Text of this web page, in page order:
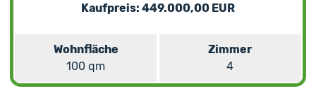
Kaufpreis: 449.000,00 EUR
Wohnfläche
100 qm
Zimmer
4